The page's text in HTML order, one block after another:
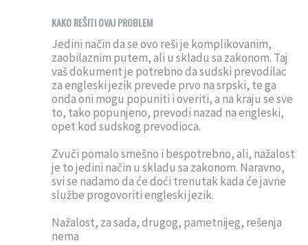
KAKO REŠITI OVAJ PROBLEM
Jedini način da se ovo reši je komplikovanim,
zaobilaznim putem, ali u skladu sa zakonom. Taj
vaš dokument je potrebno da sudski prevodilac
za engleski jezik prevede prvo na srpski, te ga
onda oni mogu popuniti i overiti, a na kraju se sve
to, tako popunjeno, prevodi nazad na engleski,
opet kod sudskog prevodioca.
Zvuči pomalo smešno i bespotrebno, ali, nažalost
je to jedini način u skladu sa zakonom. Naravno,
svi se nadamo da će doći trenutak kada će javne
službe progovoriti engleski jezik.
Nažalost, za sada, drugog, pametnijeg, rešenja
nema